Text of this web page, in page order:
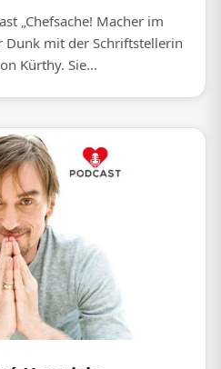
„Chefsache! Macher im
Dunk mit der Schriftstellerin
Kürthy. Sie...